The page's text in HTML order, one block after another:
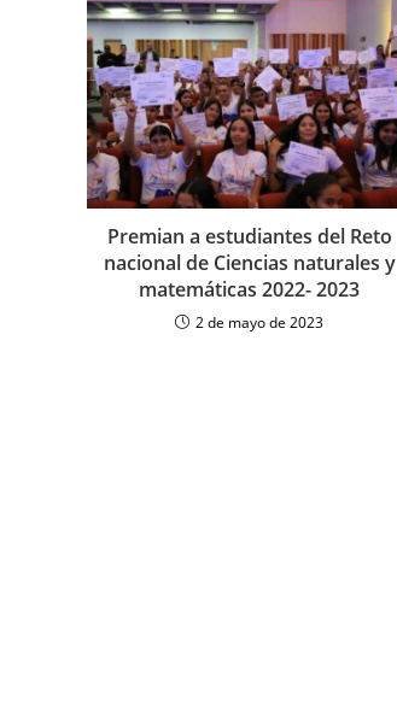
Premian a estudiantes del Reto
nacional de Ciencias naturales y
matemáticas 2022- 2023
2 de mayo de 2023